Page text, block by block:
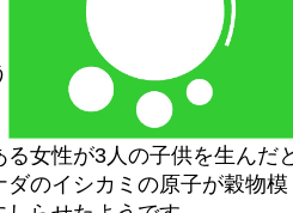
女性が3人の子供を生んだ
のイシカミの原子が穀物模